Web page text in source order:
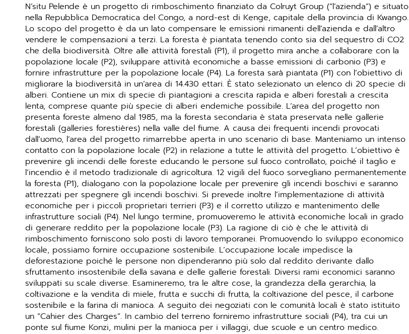
N’situ Pelende è un progetto di rimboschimento finanziato da Colruyt Group (“l’azienda”) e situato
nella Repubblica Democratica del Congo, a nord-est di Kenge, capitale della provincia di Kwango.
Lo scopo del progetto è da un lato compensare le emissioni rimanenti dell’azienda e dall’altro
vendere le compensazioni a terzi. La foresta è piantata tenendo conto sia del sequestro di CO2
che della biodiversità. Oltre alle attività forestali (P1), il progetto mira anche a collaborare con la
popolazione locale (P2), sviluppare attività economiche a basse emissioni di carbonio (P3) e
fornire infrastrutture per la popolazione locale (P4). La foresta sarà piantata (P1) con l’obiettivo di
migliorare la biodiversità in un’area di 14.430 ettari. È stato selezionato un elenco di 20 specie di
alberi. Contiene un mix di specie di piantagioni a crescita rapida e alberi forestali a crescita
lenta, comprese quante più specie di alberi endemiche possibile. L’area del progetto non
presenta foreste almeno dal 1985, ma la foresta secondaria è stata preservata nelle gallerie
forestali (galleries forestières) nella valle del fiume. A causa dei frequenti incendi provocati
dall’uomo, l’area del progetto rimarrebbe aperta in uno scenario di base. Manteniamo un intenso
contatto con la popolazione locale (P2) in relazione a tutte le attività del progetto. L’obiettivo è
prevenire gli incendi delle foreste educando le persone sul fuoco controllato, poiché il taglio e
l’incendio è il metodo tradizionale di agricoltura. 12 vigili del fuoco sorvegliano permanentemente
la foresta (P1), dialogano con la popolazione locale per prevenire gli incendi boschivi e saranno
attrezzati per spegnere gli incendi boschivi. Si prevede inoltre l’implementazione di attività
economiche per i piccoli proprietari terrieri (P3) e il corretto utilizzo e mantenimento delle
infrastrutture sociali (P4). Nel lungo termine, promuoveremo le attività economiche locali in grado
di generare reddito per la popolazione locale (P3). La ragione di ciò è che le attività di
rimboschimento forniscono solo posti di lavoro temporanei. Promuovendo lo sviluppo economico
locale, possiamo fornire occupazione sostenibile. L’occupazione locale impedisce la
deforestazione poiché le persone non dipenderanno più solo dal reddito derivante dallo
sfruttamento insostenibile della savana e delle gallerie forestali. Diversi rami economici saranno
sviluppati su scale diverse. Esamineremo, tra le altre cose, la grandezza della gerarchia, la
coltivazione e la vendita di miele, frutta e succhi di frutta, la coltivazione del pesce, il carbone
sostenibile e la farina di manioca. A seguito dei negoziati con le comunità locali è stato istituito
un “Cahier des Charges”. In cambio del terreno forniremo infrastrutture sociali (P4), tra cui un
ponte sul fiume Konzi, mulini per la manioca per i villaggi, due scuole e un centro medico.